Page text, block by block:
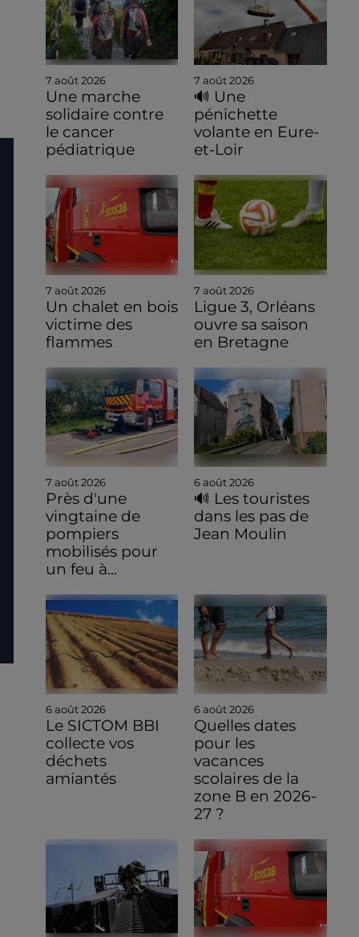
7 août 2026
Une marche
solidaire contre
le cancer
pédiatrique
7 août 2026
🔊 Une
pénichette
volante en Eure-
et-Loir
7 août 2026
Un chalet en bois
victime des
flammes
7 août 2026
Ligue 3, Orléans
ouvre sa saison
en Bretagne
7 août 2026
Près d'une
vingtaine de
pompiers
mobilisés pour
un feu à...
6 août 2026
🔊 Les touristes
dans les pas de
Jean Moulin
6 août 2026
Le SICTOM BBI
collecte vos
déchets
amiantés
6 août 2026
Quelles dates
pour les
vacances
scolaires de la
zone B en 2026-
27 ?